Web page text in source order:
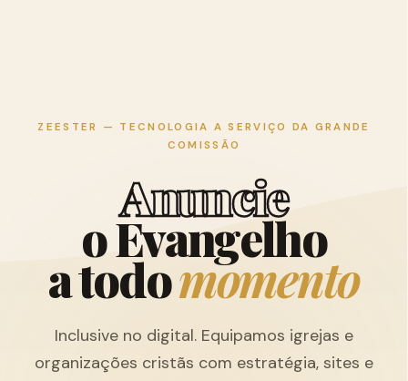
ZEESTER — TECNOLOGIA A SERVIÇO DA GRANDE
COMISSÃO
Anuncie
oEvangelho
atodomomento
Inclusive no digital. Equipamos igrejas e
organizações cristãs com estratégia, sites e